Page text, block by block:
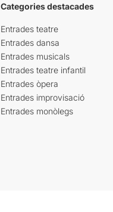
Categories destacades
Entrades teatre
Entrades dansa
Entrades musicals
Entrades teatre infantil
Entrades òpera
Entrades improvisació
Entrades monòlegs